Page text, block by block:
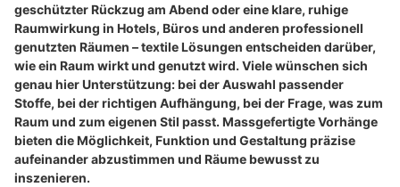
geschützter Rückzug am Abend oder eine klare, ruhige
Raumwirkung in Hotels, Büros und anderen professionell
genutzten Räumen – textile Lösungen entscheiden darüber,
wie ein Raum wirkt und genutzt wird. Viele wünschen sich
genau hier Unterstützung: bei der Auswahl passender
Stoffe, bei der richtigen Aufhängung, bei der Frage, was zum
Raum und zum eigenen Stil passt. Massgefertigte Vorhänge
bieten die Möglichkeit, Funktion und Gestaltung präzise
aufeinander abzustimmen und Räume bewusst zu
inszenieren.